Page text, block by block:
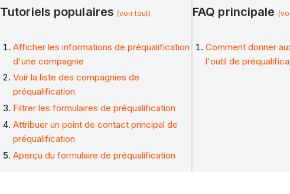
Tutoriels populaires(voir tout)
Afficher les informations de préqualification
d'une compagnie
Voir la liste des compagnies de
préqualification
Filtrer les formulaires de préqualification
Attribuer un point de contact principal de
préqualification
Aperçu du formulaire de préqualification
FAQ principale
Comment donner
l'outil de